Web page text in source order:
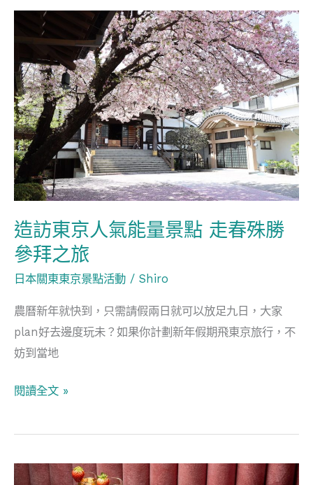
推
造訪東京人氣能量景點 走春殊勝
參拜之旅
日本關東東京景點活動 / Shiro
農曆新年就快到，只需請假兩日就可以放足九日，大家
plan好去邊度玩未？如果你計劃新年假期飛東京旅行，不
妨到當地
東
京
人
氣
能
量
景
走
春
殊
參
拜
之
閱讀全文 »
香